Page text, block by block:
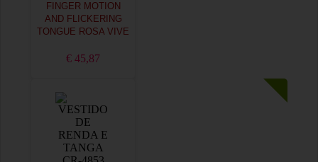
FINGER MOTION
AND FLICKERING
TONGUE ROSA VIVE
€ 45,87